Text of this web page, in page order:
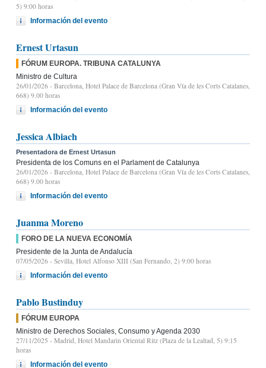
5) 9:00 horas
Información del evento
Ernest Urtasun
FÓRUM EUROPA. TRIBUNA CATALUNYA
Ministro de Cultura
26/01/2026 - Barcelona, Hotel Palace de Barcelona (Gran Vía de les Corts Catalanes,
668) 9.00 horas
Información del evento
Jessica Albiach
Presentadora de Ernest Urtasun
Presidenta de los Comuns en el Parlament de Catalunya
26/01/2026 - Barcelona, Hotel Palace de Barcelona (Gran Vía de les Corts Catalanes,
668) 9.00 horas
Información del evento
Juanma Moreno
FORO DE LA NUEVA ECONOMÍA
Presidente de la Junta de Andalucía
07/05/2026 - Sevilla, Hotel Alfonso XIII (San Fernando, 2) 9:00 horas
Información del evento
Pablo Bustinduy
FÓRUM EUROPA
Ministro de Derechos Sociales, Consumo y Agenda 2030
27/11/2025 - Madrid, Hotel Mandarin Oriental Ritz (Plaza de la Lealtad, 5) 9:15
horas
Información del evento